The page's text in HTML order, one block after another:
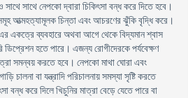
সাথে নেপকো দ্বারা চিকিৎসা বন্ধ করে দিতে হবে।
আত্মহত্যামূলক চিন্তা এবং আচরণের ঝুঁকি বৃদ্ধি করে।
একত্রে ব্যবহারে অথবা আগে থেকে বিদ্যমান শ্বাস
ডিপ্রেশন হতে পারে। এজন্য রোগীদেরকে পর্যবেক্ষণ
সমন্বয় করতে হবে। নেপকো মাথা ঘোরা এবং
চালনা বা যন্ত্রাদি পরিচালনায় সমস্যা সৃষ্টি করতে
বন্ধ করে দিলে খিচুনির মাত্রা বেড়ে যেতে পারে বা